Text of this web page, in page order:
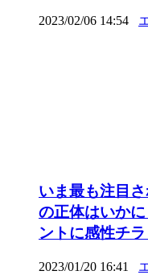
2023/02/06 14:54
いま最も注目
の正体はいか
ントに感性チラ
2023/01/20 16:41